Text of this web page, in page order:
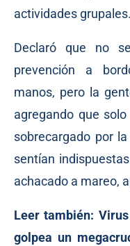
actividades grupales.
Declaró que no
prevención a
manos, pero la
agregando que
sobrecargado por
sentían
achacado a mareo,
Leer también:
golpea un